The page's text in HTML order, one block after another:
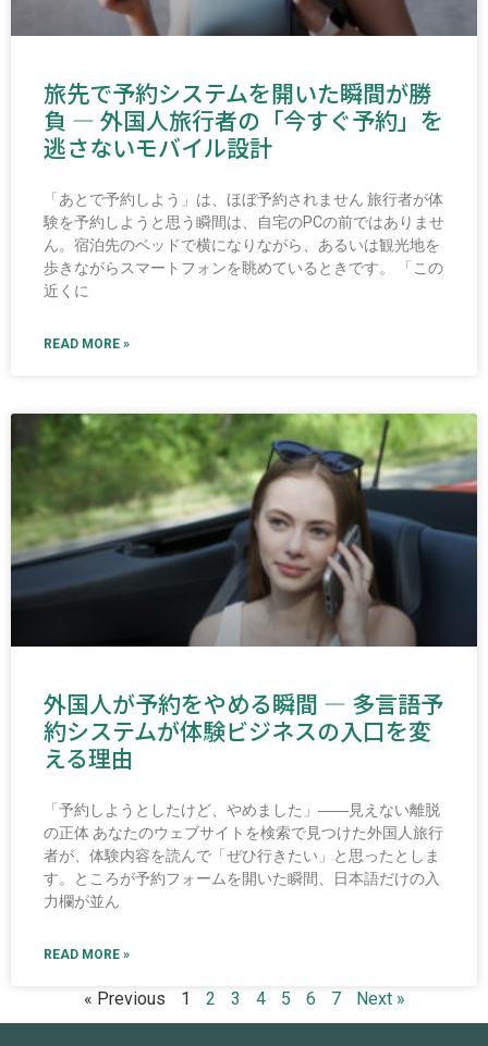
旅先で予約システムを開いた瞬間が勝
負 ― 外国人旅行者の「今すぐ予約」を
逃さないモバイル設計
「あとで予約しよう」は、ほぼ予約されません 旅行者が体
験を予約しようと思う瞬間は、自宅のPCの前ではありませ
ん。宿泊先のベッドで横になりながら、あるいは観光地を
歩きながらスマートフォンを眺めているときです。 「この
近くに
READ MORE »
外国人が予約をやめる瞬間 ― 多言語予
約システムが体験ビジネスの入口を変
える理由
「予約しようとしたけど、やめました」――見えない離脱
の正体 あなたのウェブサイトを検索で見つけた外国人旅行
者が、体験内容を読んで「ぜひ行きたい」と思ったとしま
す。ところが予約フォームを開いた瞬間、日本語だけの入
力欄が並ん
READ MORE »
« Previous 1 2 3 4 5 6 7 Next »